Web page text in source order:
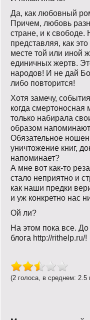
Да, как любовный
Причем, любовь
стране, и к
представляя, как
месте той или иной
единичных жертв.
народов! И не дай
либо повторится!
Хотя замечу,
когда
только набирала
образом
Обязательное
уничтожение книг,
напоминает?
А мне вот как-то
стало неприятно и
как наши предки
и уж конкретно нас
Ой ли?
На этом пока все.
блога http://rithelp.ru/!
(2 голоса, в среднем: 2.5